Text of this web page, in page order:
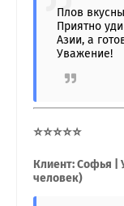
Плов
Приятно
Азии, а
Уважение!
⭐⭐⭐⭐⭐
Клиент: Софья |
человек)